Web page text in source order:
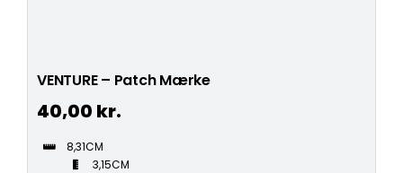
VENTURE – Patch Mærke
40,00 kr.
8,31CM
3,15CM